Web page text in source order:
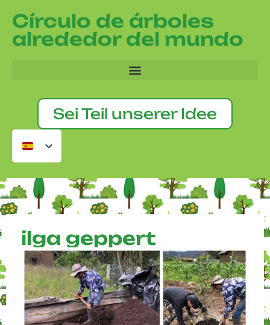
Círculo de árboles
alrededor del mundo
Sei Teil unserer Idee
ilga geppert